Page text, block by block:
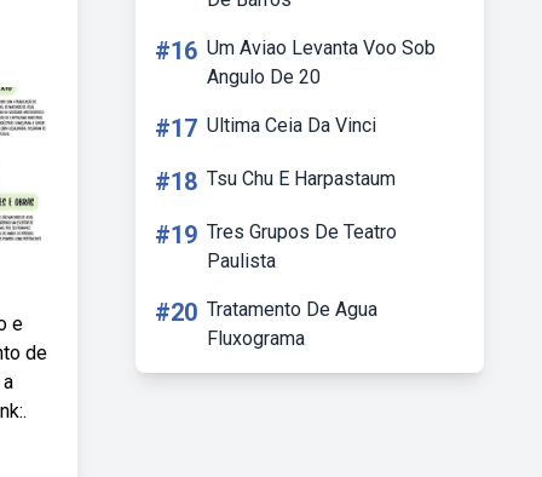
e
de
#16 Um Aviao Levanta Voo Sob
Angulo De 20
#17 Ultima Ceia Da Vinci
#18 Tsu Chu E Harpastaum
#19 Tres Grupos De Teatro
Paulista
#20 Tratamento De Agua
Fluxograma